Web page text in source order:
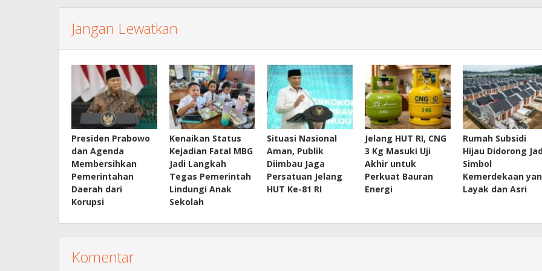
Jangan Lewatkan
Presiden Prabowo
dan Agenda
Membersihkan
Pemerintahan
Daerah dari
Korupsi
Kenaikan Status
Kejadian Fatal MBG
Jadi Langkah
Tegas Pemerintah
Lindungi Anak
Sekolah
Situasi Nasional
Aman, Publik
Diimbau Jaga
Persatuan Jelang
HUT Ke-81 RI
Jelang HUT RI, CNG
3 Kg Masuki Uji
Akhir untuk
Perkuat Bauran
Energi
Rumah Subsidi
Hijau Didorong
Simbol
Kemerdekaan
Layak dan Asri
Komentar